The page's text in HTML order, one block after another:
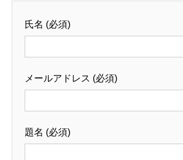
氏名 (必須)
メールアドレス (必須)
題名 (必須)